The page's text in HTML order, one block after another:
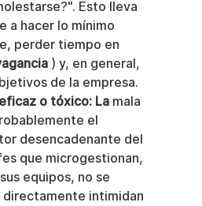
Esto lleva
a hacer lo mínimo
perder tiempo en
) y, en general,
de la empresa.
o tóxico: La mala
el
desencadenante del
que microgestionan,
equipos, no se
directamente intimidan